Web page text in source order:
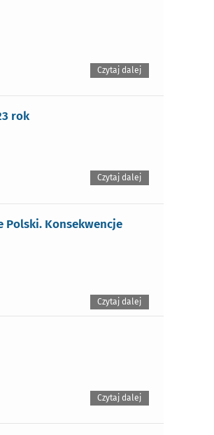
Czytaj dalej
rok
Czytaj dalej
Polski. Konsekwencje
Czytaj dalej
Czytaj dalej